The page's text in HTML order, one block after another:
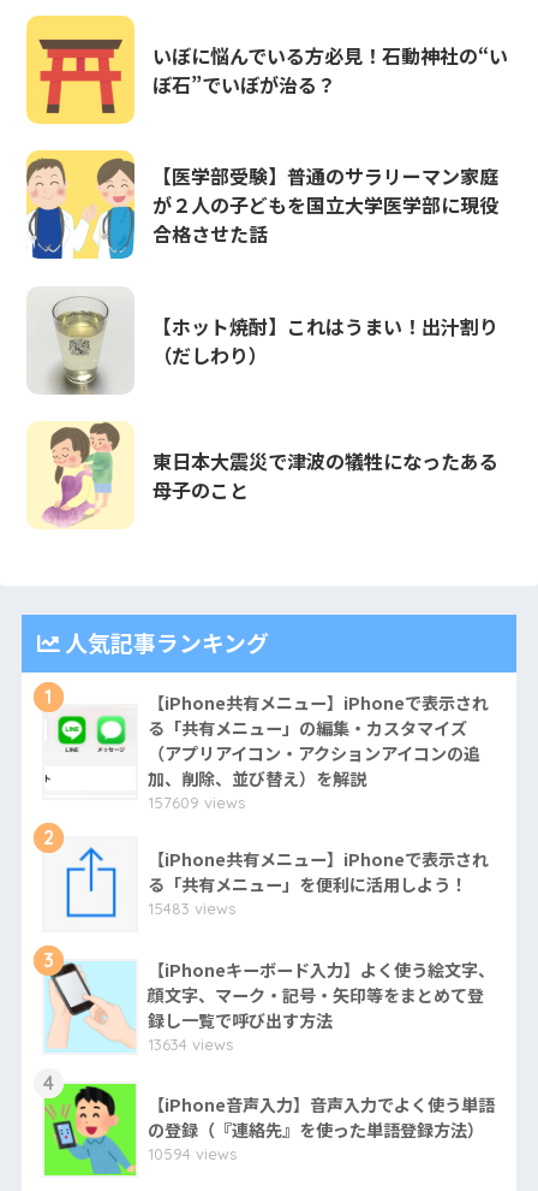
いぼに悩んでいる方必見！石動神社の“い
ぼ石”でいぼが治る？
【医学部受験】普通のサラリーマン家庭
が２人の子どもを国立大学医学部に現役
合格させた話
【ホット焼酎】これはうまい！出汁割り
（だしわり）
東日本大震災で津波の犠牲になったある
母子のこと
人気記事ランキング
1
【iPhone共有メニュー】iPhoneで表示され
る「共有メニュー」の編集・カスタマイズ
（アプリアイコン・アクションアイコンの追
加、削除、並び替え）を解説
157609 views
2
【iPhone共有メニュー】iPhoneで表示され
る「共有メニュー」を便利に活用しよう！
15483 views
3
【iPhoneキーボード入力】よく使う絵文字、
顔文字、マーク・記号・矢印等をまとめて登
録し一覧で呼び出す方法
13634 views
4
【iPhone音声入力】音声入力でよく使う単語
の登録（『連絡先』を使った単語登録方法）
10594 views